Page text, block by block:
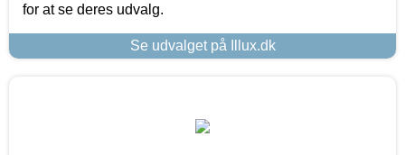
for at se deres udvalg.
Se udvalget på Illux.dk